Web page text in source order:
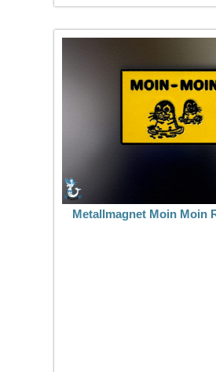
Metallmagnet Moin Moin